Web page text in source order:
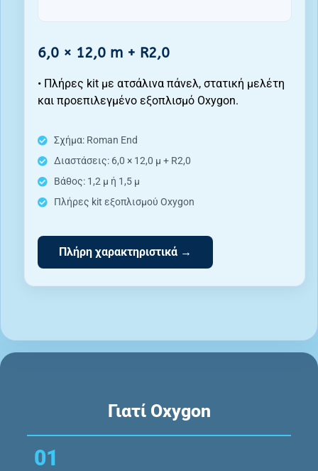
6,0 × 12,0 m + R2,0
• Πλήρες kit με ατσάλινα πάνελ, στατική μελέτη
και προεπιλεγμένο εξοπλισμό Oxygon.
Σχήμα: Roman End
Διαστάσεις: 6,0 × 12,0 μ + R2,0
Βάθος: 1,2 μ ή 1,5 μ
Πλήρες kit εξοπλισμού Oxygon
Πλήρη χαρακτηριστικά →
Γιατί Oxygon
01